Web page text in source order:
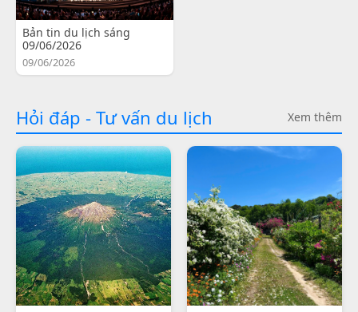
Bản tin du lịch sáng
09/06/2026
09/06/2026
Hỏi đáp - Tư vấn du lịch Xem thêm